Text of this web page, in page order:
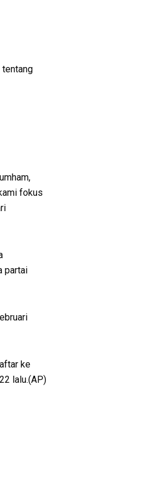
tentang
fokus
partai
ke
lalu.(AP)